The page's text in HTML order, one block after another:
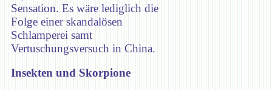
Sensation. Es wäre lediglich die
Folge einer skandalösen
Schlamperei samt
Vertuschungsversuch in China.
Insekten und Skorpione